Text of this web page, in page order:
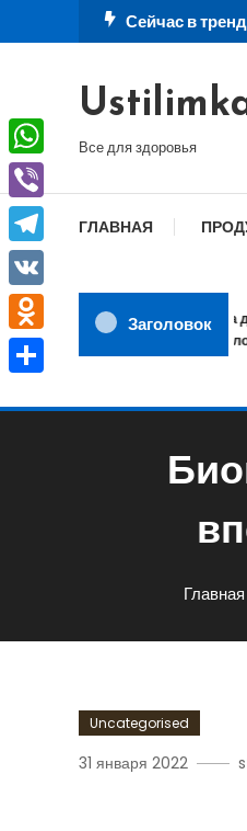
к
Сейчас в
Все для здоровья
ГЛАВНАЯ
Заголовок
Сфера
Главная
Uncategorised
31 января 2022
WhatsApp
Viber
Telegram
VK
Odnoklassniki